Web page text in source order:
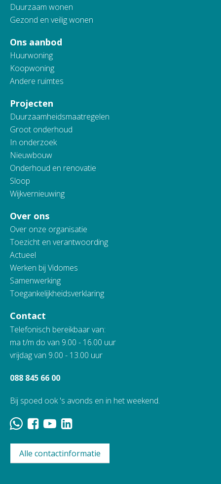
Duurzaam wonen
Gezond en veilig wonen
Ons aanbod
Huurwoning
Koopwoning
Andere ruimtes
Projecten
Duurzaamheidsmaatregelen
Groot onderhoud
In onderzoek
Nieuwbouw
Onderhoud en renovatie
Sloop
Wijkvernieuwing
Over ons
Over onze organisatie
Toezicht en verantwoording
Actueel
Werken bij Vidomes
Samenwerking
Toegankelijkheidsverklaring
Contact
Telefonisch bereikbaar van:
ma t/m do van 9.00 - 16.00 uur
vrijdag van 9.00 - 13.00 uur
088 845 66 00
Bij spoed ook 's avonds en in het weekend.
Alle contactinformatie